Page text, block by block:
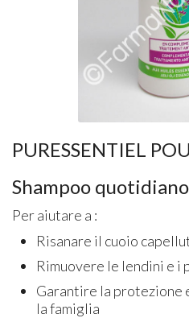
PURESSENTIEL
Shampoo
Per aiutare a :
Risanare il cuoio
Rimuovere le lendini e i
Garantire la protezione
la famiglia